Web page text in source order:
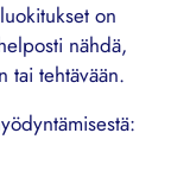
on
nähdä,
tai tehtävään.